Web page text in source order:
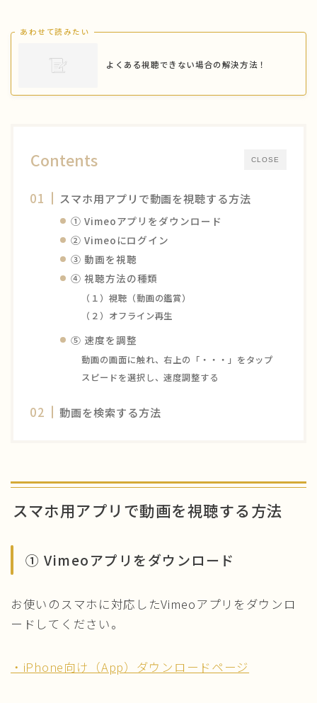
あわせて読みたい
よくある視聴できない場合の解決方法！
CLOSE
Contents
スマホ用アプリで動画を視聴する方法
① Vimeoアプリをダウンロード
② Vimeoにログイン
③ 動画を視聴
④ 視聴方法の種類
（１）視聴（動画の鑑賞）
（２）オフライン再生
⑤ 速度を調整
動画の画面に触れ、右上の「・・・」をタップ
スピードを選択し、速度調整する
動画を検索する方法
スマホ用アプリで動画を視聴する方法
① Vimeoアプリをダウンロード
お使いのスマホに対応したVimeoアプリをダウンロ
ードしてください。
・iPhone向け（App）ダウンロードページ